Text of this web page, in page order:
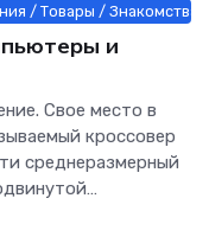
/ Товары / Знакомства
и
Свое место в
кроссовер
среднеразмерный